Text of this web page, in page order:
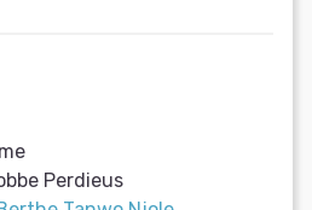
Perdieus